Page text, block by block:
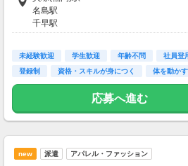
名島駅
千早駅
未経験歓迎 学生歓迎 年齢不問 社員登
登録制
資格・スキルが身につく 体を動か
応募へ進む
new 派遣 アパレル・ファッション